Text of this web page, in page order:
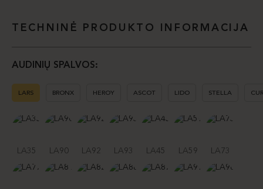
TECHNINĖ PRODUKTO INFORMACIJA
AUDINIŲ SPALVOS:
LARS BRONX HEROY ASCOT LIDO STELLA
LA35 LA90 LA92 LA93 LA45 LA59 LA73